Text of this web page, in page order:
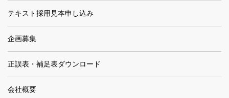
テキスト採用見本申し込み
企画募集
正誤表・補足表ダウンロード
会社概要